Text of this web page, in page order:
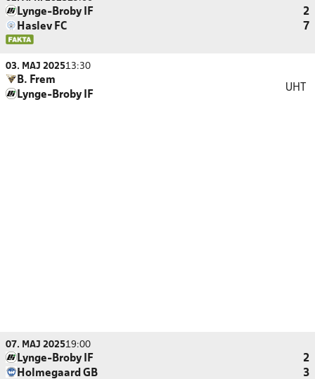
Lynge-Broby IF
2
Haslev FC
7
03. MAJ 202513:30
B. Frem
Lynge-Broby IF
UHT
07. MAJ 202519:00
Lynge-Broby IF
2
Holmegaard GB
3